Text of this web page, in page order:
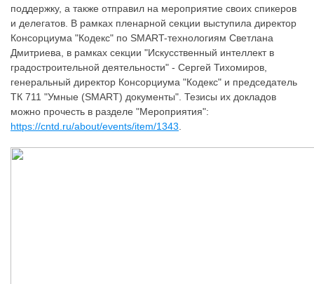
поддержку, а также отправил на мероприятие своих спикеров
и делегатов. В рамках пленарной секции выступила директор
Консорциума "Кодекс" по SMART-технологиям Светлана
Дмитриева, в рамках секции "Искусственный интеллект в
градостроительной деятельности" - Сергей Тихомиров,
генеральный директор Консорциума "Кодекс" и председатель
ТК 711 "Умные (SMART) документы". Тезисы их докладов
можно прочесть в разделе "Мероприятия":
https://cntd.ru/about/events/item/1343